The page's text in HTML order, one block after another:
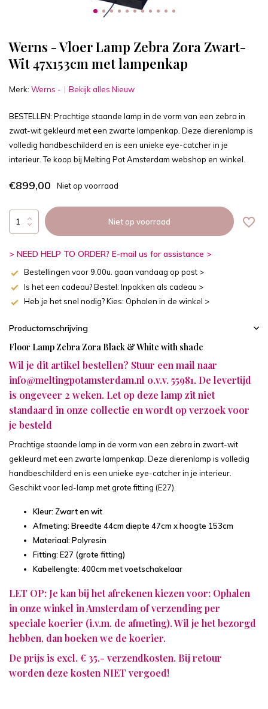
Werns - Vloer Lamp Zebra Zora Zwart-
Wit 47x153cm met lampenkap
Merk: Werns - Bekijk alles Nieuw
BESTELLEN: Prachtige staande lamp in de vorm van een zebra in
zwat-wit gekleurd met een zwarte lampenkap. Deze dierenlamp is
volledig handbeschilderd en is een unieke eye-catcher in je
interieur. Te koop bij Melting Pot Amsterdam webshop en winkel.
€899,00 Niet op voorraad
Niet op voorraad
> NEED HELP TO ORDER? E-mail us for assistance >
Bestellingen voor 9.00u. gaan vandaag op post >
Is het een cadeau? Bestel: Inpakken als cadeau >
Heb je het snel nodig? Kies: Ophalen in de winkel >
Productomschrijving
Floor Lamp Zebra Zora Black & White with shade
Wil je dit artikel bestellen? Stuur een mail naar
info@meltingpotamsterdam.nl o.v.v. 55981. De levertijd
is ongeveer 2 weken. Let op deze lamp zit niet
standaard in onze collectie en wordt op verzoek voor
je besteld
Prachtige staande lamp in de vorm van een zebra in zwart-wit
gekleurd met een zwarte lampenkap. Deze dierenlamp is volledig
handbeschilderd en is een unieke eye-catcher in je interieur.
Geschikt voor led-lamp met grote fitting (E27).
Kleur: Zwart en wit
Afmeting: Breedte 44cm diepte 47cm x hoogte 153cm
Materiaal: Polyresin
Fitting: E27 (grote fitting)
Kabellengte: 400cm met voetschakelaar
LET OP: Je kan bij het afrekenen kiezen voor: Ophalen
in onze winkel in Amsterdam of verzending per
speciale koerier (i.v.m. de afmeting). Wil je het bezorgd
hebben, dan boeken we de koerier.
De prijs is excl. € 35.- verzendkosten. Bij retour
worden deze kosten NIET vergoed!